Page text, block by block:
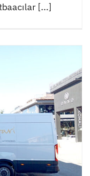
[...]